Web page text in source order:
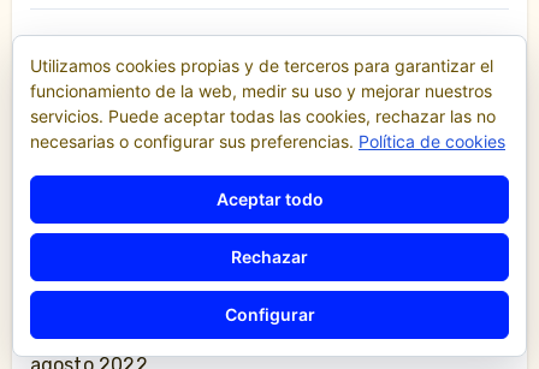
diciembre 2022
noviembre 2022
octubre 2022
septiembre 2022
agosto 2022
Utilizamos cookies propias y de terceros para garantizar el
funcionamiento de la web, medir su uso y mejorar nuestros
servicios. Puede aceptar todas las cookies, rechazar las no
necesarias o configurar sus preferencias. Política de cookies
Aceptar todo
Rechazar
Configurar